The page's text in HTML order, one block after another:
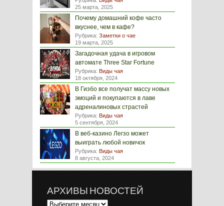
25 марта, 2025
Почему домашний кофе часто
вкуснее, чем в кафе?
Рубрика: Заметки о чае
19 марта, 2025
Загадочная удача в игровом
автомате Three Star Fortune
Рубрика: Виды чая
18 октября, 2024
В Гизбо все получат массу новых
эмоций и покупаются в лаве
адреналиновых страстей
Рубрика: Виды чая
5 сентября, 2024
В веб-казино Легзо может
выиграть любой новичок
Рубрика: Виды чая
8 августа, 2024
АРХИВЫ НОВОСТЕЙ